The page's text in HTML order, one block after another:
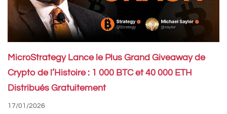
MicroStrategy Lance le Plus Grand Giveaway de
Crypto de l’Histoire : 1 000 BTC et 40 000 ETH
Distribués Gratuitement
17/01/2026